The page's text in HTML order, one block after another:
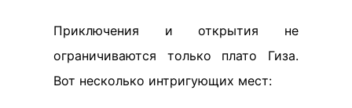
Приключения и открытия не
ограничиваются только плато Гиза.
Вот несколько интригующих мест: